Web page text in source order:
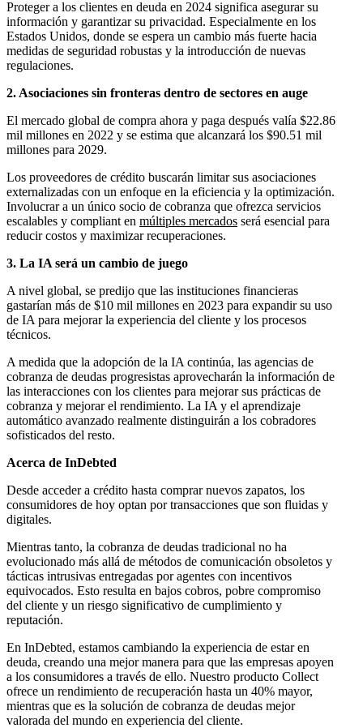
Proteger a los clientes en deuda en 2024 significa asegurar su
información y garantizar su privacidad. Especialmente en los
Estados Unidos, donde se espera un cambio más fuerte hacia
medidas de seguridad robustas y la introducción de nuevas
regulaciones.
2. Asociaciones sin fronteras dentro de sectores en auge
El mercado global de compra ahora y paga después valía $22.86
mil millones en 2022 y se estima que alcanzará los $90.51 mil
millones para 2029.
Los proveedores de crédito buscarán limitar sus asociaciones
externalizadas con un enfoque en la eficiencia y la optimización.
Involucrar a un único socio de cobranza que ofrezca servicios
escalables y compliant en múltiples mercados será esencial para
reducir costos y maximizar recuperaciones.​​​​
3. La IA será un cambio de juego
A nivel global, se predijo que las instituciones financieras
gastarían más de $10 mil millones en 2023 para expandir su uso
de IA para mejorar la experiencia del cliente y los procesos
técnicos.
A medida que la adopción de la IA continúa, las agencias de
cobranza de deudas progresistas aprovecharán la información de
las interacciones con los clientes para mejorar sus prácticas de
cobranza y mejorar el rendimiento. La IA y el aprendizaje
automático avanzado realmente distinguirán a los cobradores
sofisticados del resto.
Acerca de InDebted
Desde acceder a crédito hasta comprar nuevos zapatos, los
consumidores de hoy optan por transacciones que son fluidas y
digitales.
Mientras tanto, la cobranza de deudas tradicional no ha
evolucionado más allá de métodos de comunicación obsoletos y
tácticas intrusivas entregadas por agentes con incentivos
equivocados. Esto resulta en bajos cobros, pobre compromiso
del cliente y un riesgo significativo de cumplimiento y
reputación.
En InDebted, estamos cambiando la experiencia de estar en
deuda, creando una mejor manera para que las empresas apoyen
a los consumidores a través de ello. Nuestro producto Collect
ofrece un rendimiento de recuperación hasta un 40% mayor,
mientras que es la solución de cobranza de deudas mejor
valorada del mundo en experiencia del cliente.